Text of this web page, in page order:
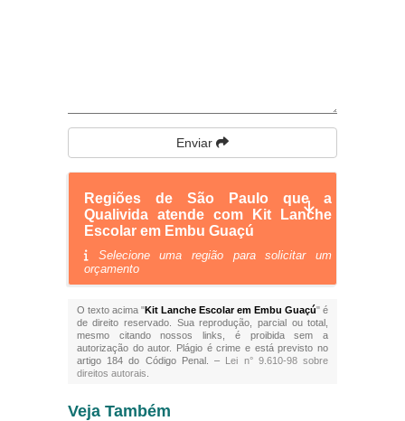
Enviar
Regiões de São Paulo que a
Qualivida atende com Kit Lanche
Escolar em Embu Guaçú
Selecione uma região para solicitar um
orçamento
O texto acima "Kit Lanche Escolar em Embu Guaçú" é
de direito reservado. Sua reprodução, parcial ou total,
mesmo citando nossos links, é proibida sem a
autorização do autor. Plágio é crime e está previsto no
artigo 184 do Código Penal. – Lei n° 9.610-98 sobre
direitos autorais
Veja Também